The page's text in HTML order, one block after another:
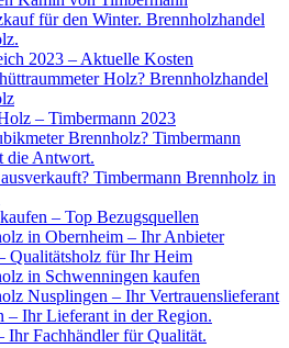
für den Winter. Brennholzhandel
2023 – Aktuelle Kosten
Holz? Brennholzhandel
– Timbermann 2023
Brennholz? Timbermann
die Antwort.
Timbermann Brennholz in
– Top Bezugsquellen
in Obernheim – Ihr Anbieter
Qualitätsholz für Ihr Heim
in Schwenningen kaufen
Nusplingen – Ihr Vertrauenslieferant
– Ihr Lieferant in der Region.
Ihr Fachhändler für Qualität.